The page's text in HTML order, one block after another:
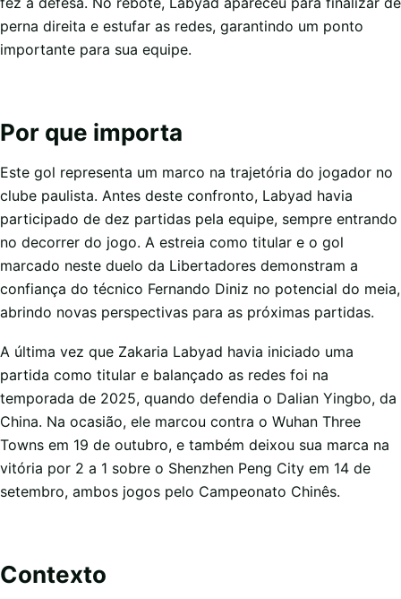
perna direita e estufar as redes, garantindo um ponto
importante para sua equipe.
Por que importa
Este gol representa um marco na trajetória do jogador no
clube paulista. Antes deste confronto, Labyad havia
participado de dez partidas pela equipe, sempre entrando
no decorrer do jogo. A estreia como titular e o gol
marcado neste duelo da Libertadores demonstram a
confiança do técnico Fernando Diniz no potencial do meia,
abrindo novas perspectivas para as próximas partidas.
A última vez que Zakaria Labyad havia iniciado uma
partida como titular e balançado as redes foi na
temporada de 2025, quando defendia o Dalian Yingbo, da
China. Na ocasião, ele marcou contra o Wuhan Three
Towns em 19 de outubro, e também deixou sua marca na
vitória por 2 a 1 sobre o Shenzhen Peng City em 14 de
setembro, ambos jogos pelo Campeonato Chinês.
Contexto